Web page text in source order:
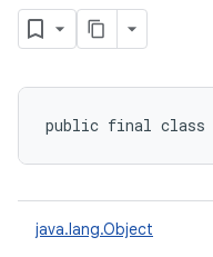
public final class
java.lang.Object